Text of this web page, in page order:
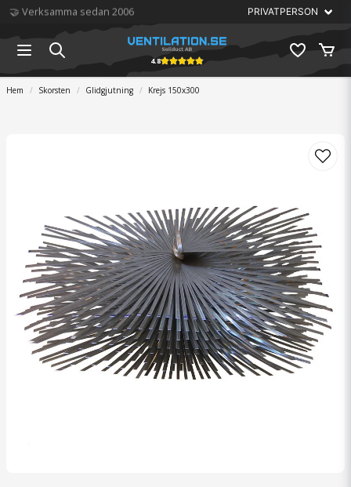
🏆 Störst på ventilation
4.8
Hem Skorsten Glidgjutning Krejs 150x300